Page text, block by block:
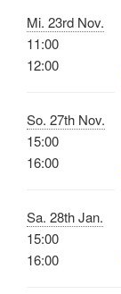
Mi. 23rd Nov.
11:00
12:00
So. 27th Nov.
15:00
16:00
Sa. 28th Jan.
15:00
16:00